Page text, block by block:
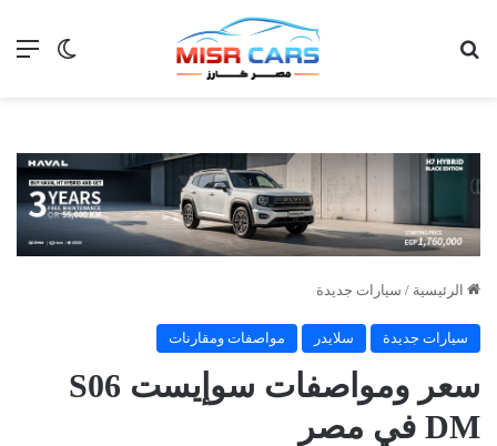
الوضع
الرئيسية / سيارات جديدة
سيارات جديدة سلايدر مواصفات ومقارنات
سعر ومواصفات سوإيست S06
DM في مصر